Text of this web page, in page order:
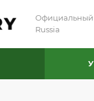
Официальный
Russia